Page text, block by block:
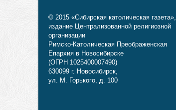
© 2015 «Сибирская католическая газета»,
издание Централизованной религиозной
организации
Римско-Католическая Преображенская
Епархия в Новосибирске
(ОГРН 1025400007490)
630099 г. Новосибирск,
ул. М. Горького, д. 100